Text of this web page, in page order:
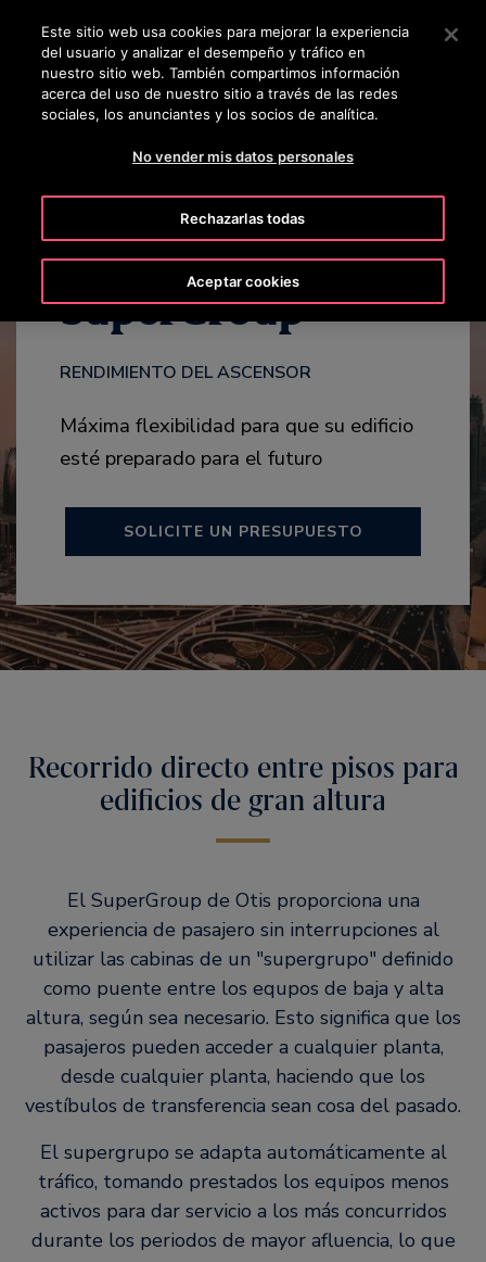
Pulse Intro para saltar al contenido principal
BUSCAR
SuperGroup™
RENDIMIENTO DEL ASCENSOR
Máxima flexibilidad para que su edificio
esté preparado para el futuro
SOLICITE UN PRESUPUESTO
Recorrido directo entre pisos para
edificios de gran altura
El SuperGroup de Otis proporciona una
experiencia de pasajero sin interrupciones al
utilizar las cabinas de un "supergrupo" definido
como puente entre los equpos de baja y alta
altura, según sea necesario. Esto significa que los
pasajeros pueden acceder a cualquier planta,
desde cualquier planta, haciendo que los
vestíbulos de transferencia sean cosa del pasado.
El supergrupo se adapta automáticamente al
tráfico, tomando prestados los equipos menos
activos para dar servicio a los más concurridos
durante los periodos de mayor afluencia, lo que
Este sitio web usa cookies para mejorar la experiencia
del usuario y analizar el desempeño y tráfico en
nuestro sitio web. También compartimos información
acerca del uso de nuestro sitio a través de las redes
sociales, los anunciantes y los socios de analítica.
No vender mis datos personales
Rechazarlas todas
Aceptar cookies